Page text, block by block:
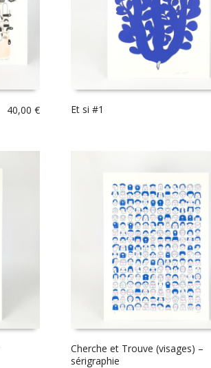
40,00€ Et si #1
Cherche et Trouve (visages) –
sérigraphie